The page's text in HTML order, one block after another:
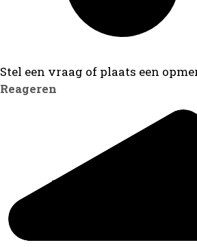
Stel een vraag of plaats een
Reageren